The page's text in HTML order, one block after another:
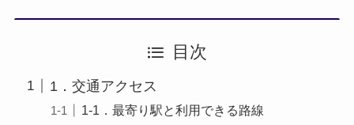
目次
1．交通アクセス
1-1．最寄り駅と利用できる路線